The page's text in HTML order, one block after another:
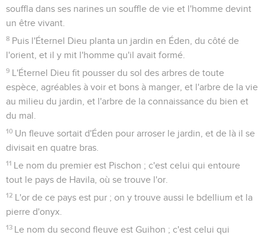
souffla dans ses narines un souffle de vie et l'homme devint
un être vivant.
8 Puis l'Éternel Dieu planta un jardin en Éden, du côté de
l'orient, et il y mit l'homme qu'il avait formé.
9 L'Éternel Dieu fit pousser du sol des arbres de toute
espèce, agréables à voir et bons à manger, et l'arbre de la vie
au milieu du jardin, et l'arbre de la connaissance du bien et
du mal.
10 Un fleuve sortait d'Éden pour arroser le jardin, et de là il se
divisait en quatre bras.
11 Le nom du premier est Pischon ; c'est celui qui entoure
tout le pays de Havila, où se trouve l'or.
12 L'or de ce pays est pur ; on y trouve aussi le bdellium et la
pierre d'onyx.
13 Le nom du second fleuve est Guihon ; c'est celui qui